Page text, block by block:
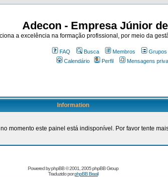
Adecon - Empresa Júnior
a excelência na formação profissional, por meio da
FAQ Busca Membros Grupos
Calendário
Perfil Mensagens
Information
momento este painel está indisponível. Por favor tente
Powered byphpBB© 2001, 2005 phpBB Group
Traduzido porphpBB Brasil